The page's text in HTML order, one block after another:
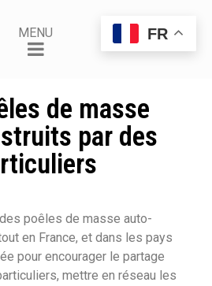
MENU
de masse
par des
poêles de masse auto-
en France, et dans les pays
pour encourager le partage
mettre en réseau les
FR